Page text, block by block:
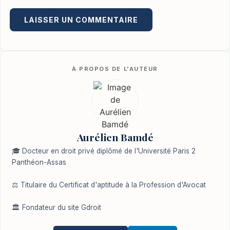
Aurélien Bamdé
🎓 Docteur en droit privé diplômé de l'Université Paris 2
Panthéon-Assas
⚖️ Titulaire du Certificat d'aptitude à la Profession d'Avocat
🏛️ Fondateur du site Gdroit